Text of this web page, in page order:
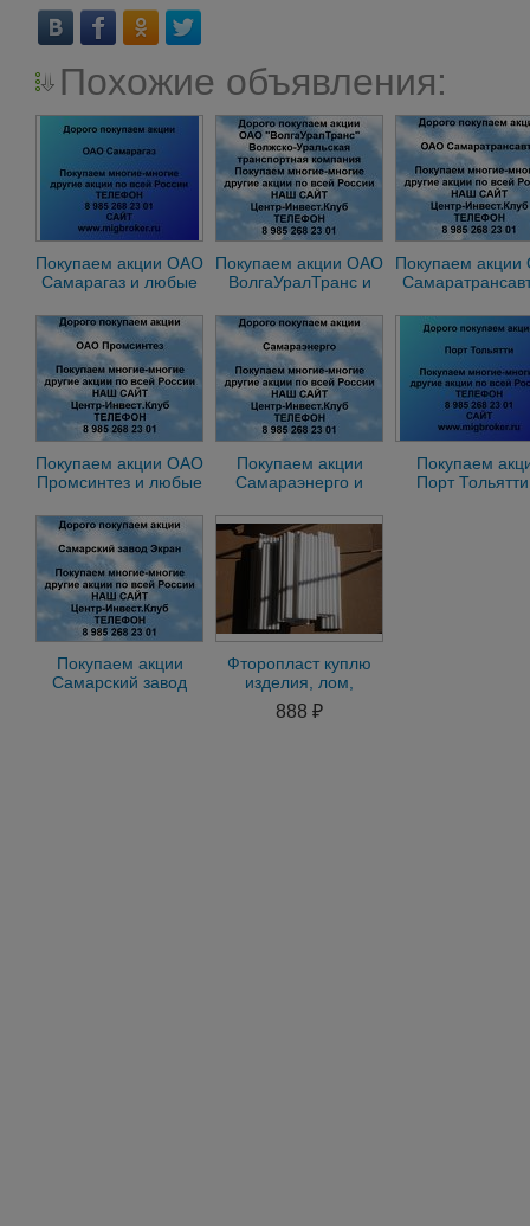
Похожие объявления:
Покупаем акции ОАО
Самарагаз и любые
России
Покупаем акции ОАО
ВолгаУралТранс и
по всей России
Покупаем
по всей
Покупаем акции ОАО
Промсинтез и любые
России
Покупаем акции
Самараэнерго и
по всей России
Покупаем
Порт
Покупаем акции
Самарский завод
Фторопласт куплю
изделия, лом,
порошок лежалый и
другой материал по
888 ₽